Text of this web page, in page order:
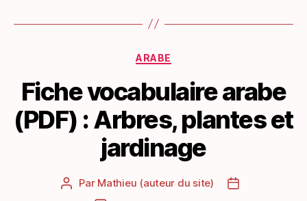
Catégories
ARABE
Fiche vocabulaire arabe
(PDF) : Arbres, plantes et
jardinage
Auteur
Par Mathieu (auteur du site)
Date